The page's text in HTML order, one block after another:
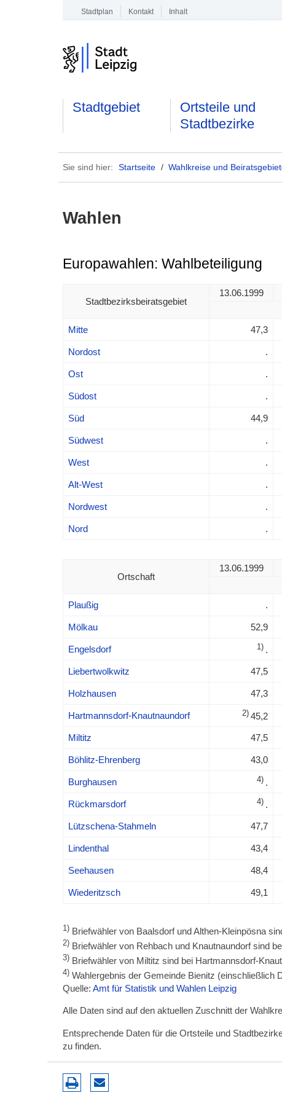
Stadtplan Kontakt Inhalt
Stadtgebiet
Ortsteile und
Stadtbezirke
Sie sind hier: Startseite / Wahlkreise und
Wahlen
Europawahlen: Wahlbeteiligung
Stadtbezirksbeiratsgebiet
13.06.1999
Mitte
47,3
Nordost .
Ost .
Südost .
Süd 44,9
Südwest .
West .
Alt-West .
Nordwest .
Nord .
Ortschaft
13.06.1999
Plaußig
.
Mölkau 52,9
Engelsdorf 1) .
Liebertwolkwitz 47,5
Holzhausen 47,3
Hartmannsdorf-Knautnaundorf 2) 45,2
Miltitz 47,5
Böhlitz-Ehrenberg 43,0
Burghausen 4) .
Rückmarsdorf 4) .
Lützschena-Stahmeln 47,7
Lindenthal 43,4
Seehausen 48,4
Wiederitzsch 49,1
1) Briefwähler von Baalsdorf und Althen-Kleinpösna
2) Briefwähler von Rehbach und Knautnaundorf sind
3) Briefwähler von Miltitz sind bei Hartmannsdorf-
4) Wahlergebnis der Gemeinde Bienitz (einschließlich
Quelle: Amt für Statistik und Wahlen Leipzig
Alle Daten sind auf den aktuellen Zuschnitt der
Entsprechende Daten für die Ortsteile und
zu finden.